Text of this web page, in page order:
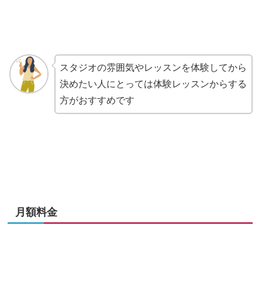
スタジオの雰囲気やレッスンを体験してから
決めたい人にとっては体験レッスンからする
方がおすすめです
月額料金